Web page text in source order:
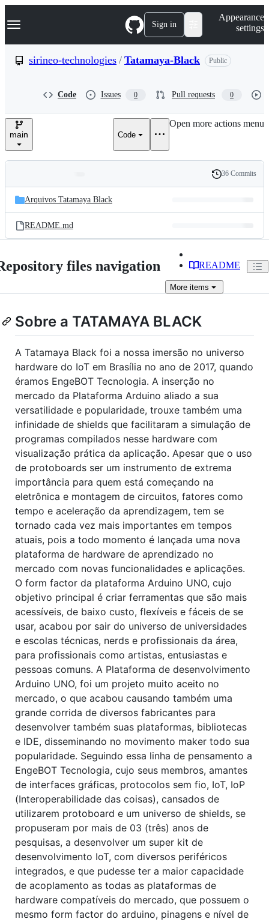
k
p
e
Navigation Menu Sign in
Appearance
settings
sirineo-technologies / Tatamaya-Black Public
Code Issues 0 Pull requests 0
main Code
Open more actions menu
and
files
Latest
commit
History
36 Commits
Arquivos Tatamaya Black
README.md
files navigation README
More items
Sobre a TATAMAYA BLACK
A Tatamaya Black foi a nossa imersão no universo
hardware do IoT em Brasília no ano de 2017, quando
éramos EngeBOT Tecnologia. A inserção no
mercado da Plataforma Arduino aliado a sua
versatilidade e popularidade, trouxe também uma
infinidade de shields que facilitaram a simulação de
programas compilados nesse hardware com
visualização prática da aplicação. Apesar que o uso
de protoboards ser um instrumento de extrema
importância para quem está começando na
eletrônica e montagem de circuitos, fatores como
tempo e aceleração da aprendizagem, tem se
tornado cada vez mais importantes em tempos
atuais, pois a todo momento é lançada uma nova
plataforma de hardware de aprendizado no
mercado com novas funcionalidades e aplicações.
O form factor da plataforma Arduino UNO, cujo
objetivo principal é criar ferramentas que são mais
acessíveis, de baixo custo, flexíveis e fáceis de se
usar, acabou por sair do universo de universidades
e escolas técnicas, nerds e profissionais da área,
para profissionais como artistas, entusiastas e
pessoas comuns. A Plataforma de desenvolvimento
Arduino UNO, foi um projeto muito aceito no
mercado, o que acabou causando também uma
grande corrida de diversos fabricantes para
desenvolver também suas plataformas, bibliotecas
e IDE, disseminando no movimento maker todo sua
popularidade. Seguindo essa linha de pensamento a
EngeBOT Tecnologia, cujo seus membros, amantes
de interfaces gráficas, protocolos sem fio, IoT, IoP
(Interoperabilidade das coisas), cansados de
utilizarem protoboard e um universo de shields, se
propuseram por mais de 03 (três) anos de
pesquisas, a desenvolver um super kit de
desenvolvimento IoT, com diversos periféricos
integrados, e que pudesse ter a maior capacidade
de acoplamento as todas as plataformas de
hardware compatíveis do mercado, que possuem o
mesmo form factor do arduino, pinagens e nível de